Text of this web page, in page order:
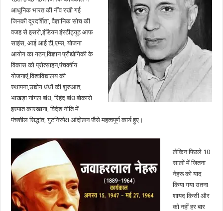
आधुनिक भारत की नींव रखी गई
जिनकी दूरदर्शिता, वैज्ञानिक सोच की
वजह से इसरो,इंडियन इंस्टीट्यूट आफ
साइंस, आई आई टी,एम्स, योजना
आयोग का गठन,विज्ञान प्रौद्योगिकी के
विकास को प्रोत्साहन,पंचवर्षीय
योजनाएं,विश्वविद्यालय की
स्थापना,उद्योग धंधों की शुरुआत,
भाखड़ा नांगल बांध, रिहंद बांध बोकारो
इस्पात कारखाना, विदेश नीति में
पंचशील सिद्धांत, गुटनिरपेक्ष आंदोलन जैसे महत्वपूर्ण कार्य हुए।
लेकिन पिछले 10
सालों में जितना
नेहरू को याद
किया गया उतना
शायद किसी और
को नहीं हर बार